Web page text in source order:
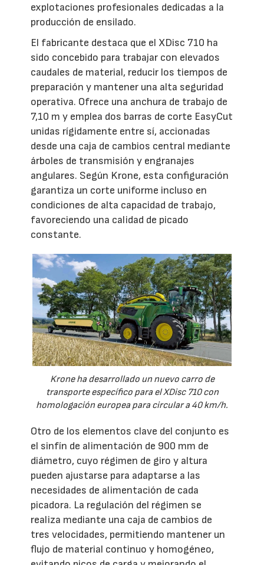
explotaciones profesionales dedicadas a la
producción de ensilado.
El fabricante destaca que el XDisc 710 ha
sido concebido para trabajar con elevados
caudales de material, reducir los tiempos de
preparación y mantener una alta seguridad
operativa. Ofrece una anchura de trabajo de
7,10 m y emplea dos barras de corte EasyCut
unidas rígidamente entre sí, accionadas
desde una caja de cambios central mediante
árboles de transmisión y engranajes
angulares. Según Krone, esta configuración
garantiza un corte uniforme incluso en
condiciones de alta capacidad de trabajo,
favoreciendo una calidad de picado
constante.
Krone ha desarrollado un nuevo carro de
transporte específico para el XDisc 710 con
homologación europea para circular a 40 km/h.
Otro de los elementos clave del conjunto es
el sinfín de alimentación de 900 mm de
diámetro, cuyo régimen de giro y altura
pueden ajustarse para adaptarse a las
necesidades de alimentación de cada
picadora. La regulación del régimen se
realiza mediante una caja de cambios de
tres velocidades, permitiendo mantener un
flujo de material continuo y homogéneo,